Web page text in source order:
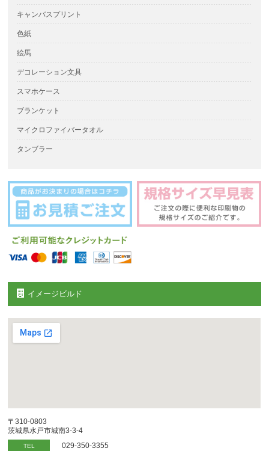
キャンバスプリント
色紙
絵馬
デコレーション文具
スマホケース
ブランケット
マイクロファイバータオル
タンブラー
イメージビルド
〒310-0803
茨城県水戸市城南3-3-4
TEL 029-350-3355